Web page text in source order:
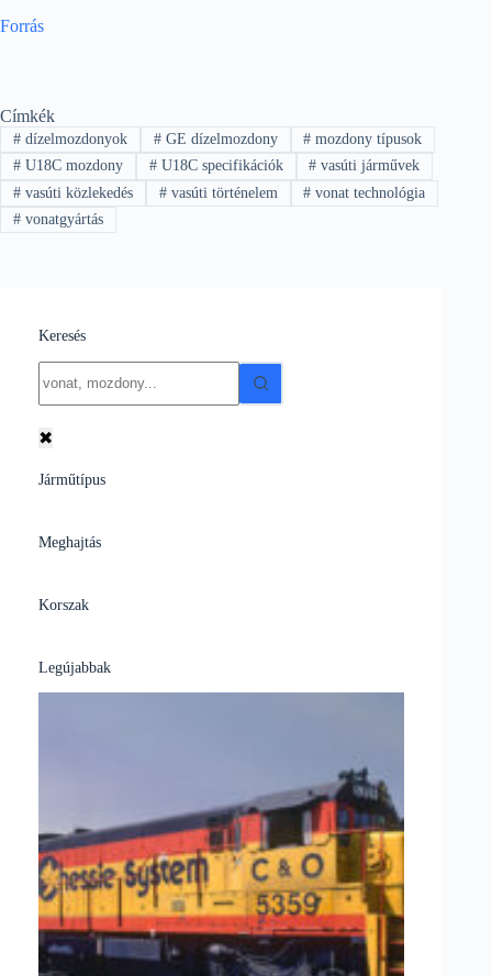
Forrás
Címkék
#dízelmozdonyok #GE dízelmozdony # mozdony típusok
#U18C mozdony #U18C specifikációk # vasúti járművek
#vasúti közlekedés #vasúti történelem # vonat technológia
#vonatgyártás
Keresés
results
✖
Járműtípus
Meghajtás
Korszak
Legújabbak